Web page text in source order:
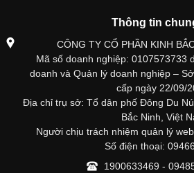
Thông tin
CÔNG TY CỔ PHẦN KINH
Mã số doanh nghiệp: 0107573733
doanh và Quản lý doanh nghiệp –
cấp ngày 22/09/
Địa chỉ trụ sở: Tổ dân phố Đông Du
Bắc Ninh, Việt
Người chịu trách nhiệm quản lý
Số điện thoại:
1900633469 -